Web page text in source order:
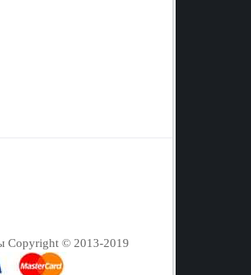
Copyright © 2013-2019